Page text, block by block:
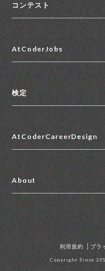
コンテスト
コンテスト一覧
便利リンク集
AtCoderJobs
2027年新卒採用求人一覧
中途採用求人一覧
アルバイト求人一覧
その他求人一覧
検定
マイページ
AtCoderCareerDesign
About
Copyright Since
利用規約 プラ